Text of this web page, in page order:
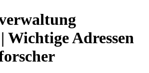
Wichtige Adressen